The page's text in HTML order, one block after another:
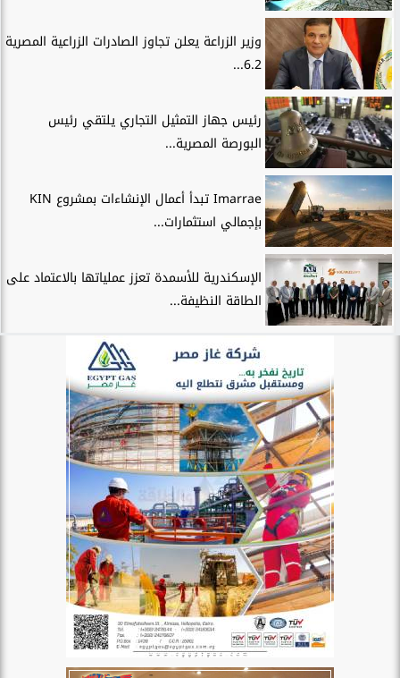
وزير الزراعة يعلن تجاوز الصادرات الزراعية المصرية
6.2...
رئيس جهاز التمثيل التجاري يلتقي رئيس
البورصة المصرية...
Imarrae تبدأ أعمال الإنشاءات بمشروع KIN
بإجمالي استثمارات...
الإسكندرية للأسمدة تعزز عملياتها بالاعتماد على
الطاقة النظيفة...